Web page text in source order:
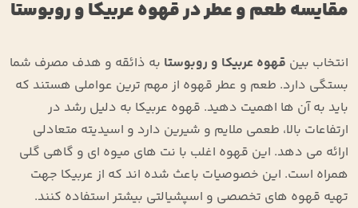
مقایسه طعم و عطر در قهوه عربیکا و روبوستا
انتخاب بین قهوه عربیکا و روبوستا به ذائقه و هدف مصرف شما
بستگی دارد. طعم و عطر قهوه از مهم ‌ترین عواملی هستند که
باید به آن ها اهمیت دهید. قهوه عربیکا به دلیل رشد در
ارتفاعات بالا، طعمی ملایم و شیرین دارد و اسیدیته متعادلی
ارائه می‌ دهد. این قهوه اغلب با نت ‌های میوه‌ ای و گاهی گلی
همراه است. این خصوصیات باعث شده اند که از عربیکا جهت
تهیه قهوه‌ های تخصصی و اسپشیالتی بیشتر استفاده کنند.